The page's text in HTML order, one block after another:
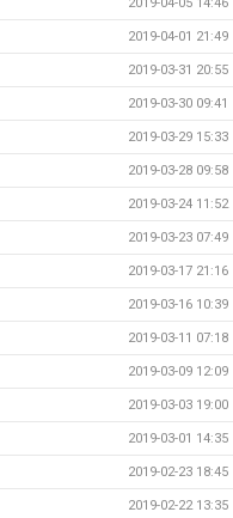
2019-04-01 21:49
2019-03-31 20:55
2019-03-30 09:41
2019-03-29 15:33
2019-03-28 09:58
2019-03-24 11:52
2019-03-23 07:49
2019-03-17 21:16
2019-03-16 10:39
2019-03-11 07:18
2019-03-09 12:09
2019-03-03 19:00
2019-03-01 14:35
2019-02-23 18:45
2019-02-22 13:35